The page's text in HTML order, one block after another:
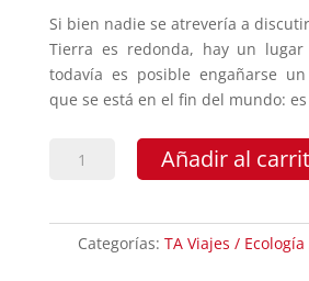
Si bien nadie se atrevería a
Tierra es redonda, hay un
todavía es posible engañarse
que se está en el fin del mundo:
Ushuaia.
confín
Añadir al
Categorías:TA Viajes /